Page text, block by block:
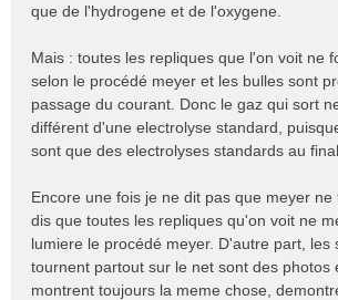
que de l'hydrogene et de l'oxygene.
Mais : toutes les repliques que l'on voit ne
selon le procédé meyer et les bulles sont
passage du courant. Donc le gaz qui sort
différent d'une electrolyse standard,
sont que des electrolyses standards au final.
Encore une fois je ne dit pas que meyer ne
dis que toutes les repliques qu'on voit ne
lumiere le procédé meyer. D'autre part, les
tournent partout sur le net sont des photos
montrent toujours la meme chose,